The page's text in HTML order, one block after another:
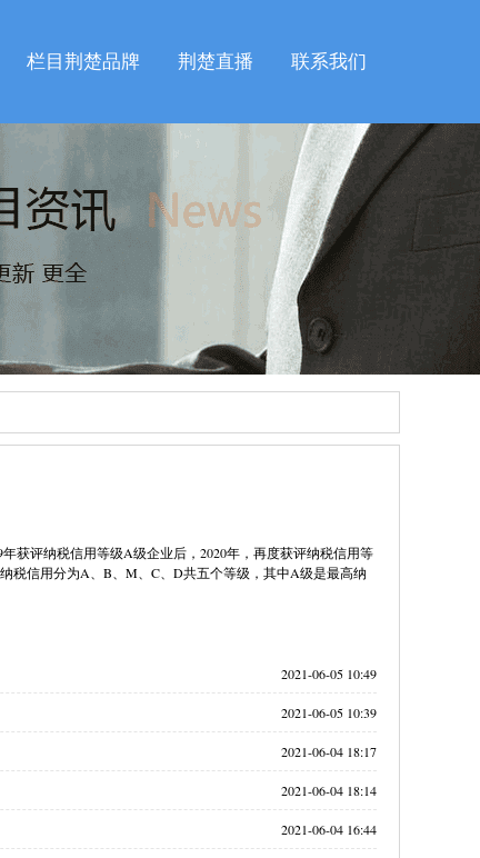
栏目荆楚品牌 荆楚直播 联系我们
获评纳税信用等级A级企业后，2020年，再度获评纳税信用等
税信用分为A、B、M、C、D共五个等级，其中A级是最高纳
2021-06-05 10:49
2021-06-05 10:39
2021-06-04 18:17
2021-06-04 18:14
2021-06-04 16:44